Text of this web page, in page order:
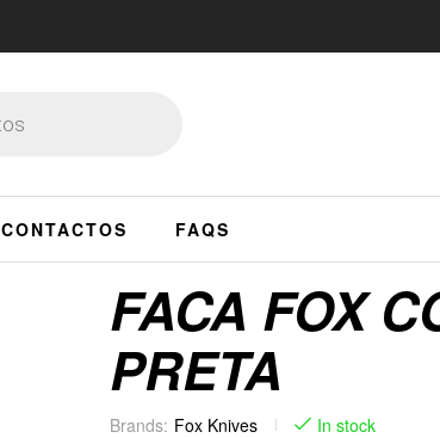
CONTACTOS FAQS
FACA FOX
PRETA
Brands: Fox Knives In stock